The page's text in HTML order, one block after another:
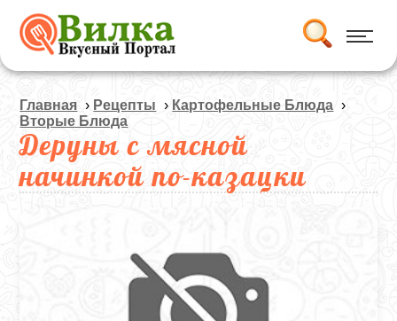
Главная › Рецепты › Картофельные Блюда ›
Вторые Блюда
Деруны с мясной
начинкой по-казацки